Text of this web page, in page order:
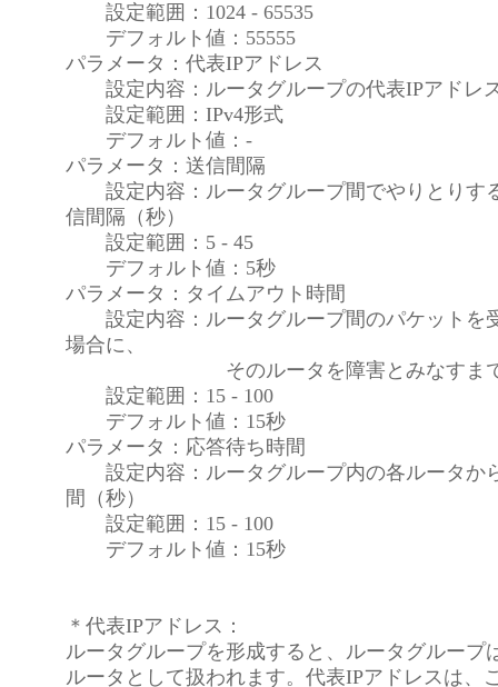
設定範囲：1024 - 65535
デフォルト値：55555
パラメータ：代表IPアドレス
設定内容：ルータグループの代表IPアドレ
設定範囲：IPv4形式
デフォルト値：-
パラメータ：送信間隔
設定内容：ルータグループ間でやりとりす
信間隔（秒）
設定範囲：5 - 45
デフォルト値：5秒
パラメータ：タイムアウト時間
設定内容：ルータグループ間のパケットを
場合に、
そのルータを障害とみなすまでの
設定範囲：15 - 100
デフォルト値：15秒
パラメータ：応答待ち時間
設定内容：ルータグループ内の各ルータか
間（秒）
設定範囲：15 - 100
デフォルト値：15秒
＊代表IPアドレス：
ルータグループを形成すると、ルータグループ
ルータとして扱われます。代表IPアドレスは、